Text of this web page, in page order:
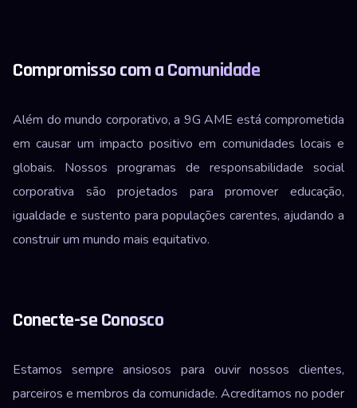
Compromisso com a Comunidade
Além do mundo corporativo, a 9G AME está comprometida
em causar um impacto positivo em comunidades locais e
globais. Nossos programas de responsabilidade social
corporativa são projetados para promover educação,
igualdade e sustento para populações carentes, ajudando a
construir um mundo mais equitativo.
Conecte-se Conosco
Estamos sempre ansiosos para ouvir nossos clientes,
parceiros e membros da comunidade. Acreditamos no poder